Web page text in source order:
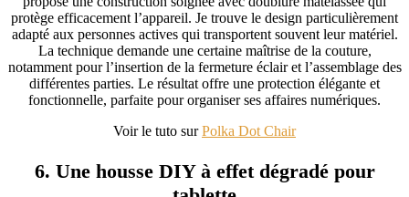
protège efficacement l’appareil. Je trouve le design particulièrement
adapté aux personnes actives qui transportent souvent leur matériel.
La technique demande une certaine maîtrise de la couture,
notamment pour l’insertion de la fermeture éclair et l’assemblage des
différentes parties. Le résultat offre une protection élégante et
fonctionnelle, parfaite pour organiser ses affaires numériques.
Voir le tuto surPolka Dot Chair
6. Une housse DIY à effet dégradé pour